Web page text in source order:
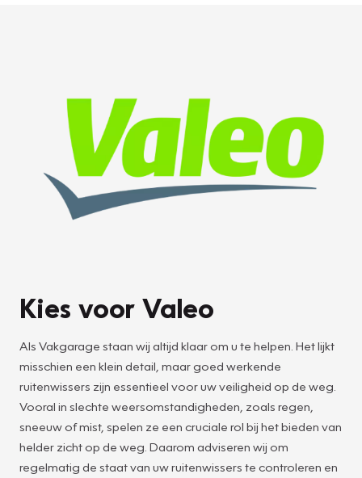
Kies voor Valeo
Als Vakgarage staan wij altijd klaar om u te helpen. Het lijkt
misschien een klein detail, maar goed werkende
ruitenwissers zijn essentieel voor uw veiligheid op de weg.
Vooral in slechte weersomstandigheden, zoals regen,
sneeuw of mist, spelen ze een cruciale rol bij het bieden van
helder zicht op de weg. Daarom adviseren wij om
regelmatig de staat van uw ruitenwissers te controleren en